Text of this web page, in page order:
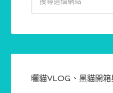
曬貓VLOG、黑貓開